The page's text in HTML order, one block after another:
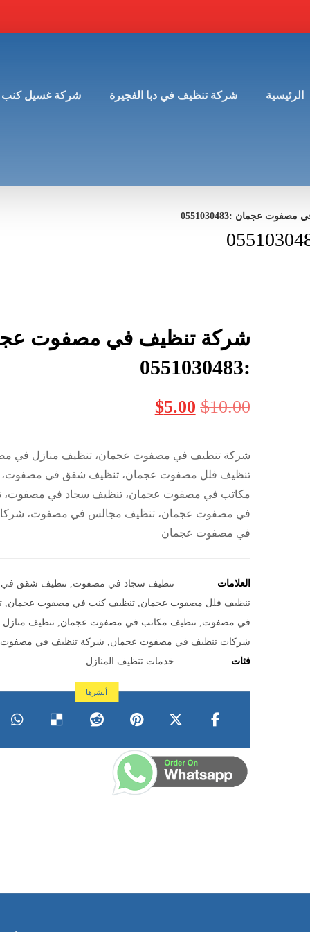
الرئيسية شركة تنظيف في دبا الفجيرة شركة غسيل كنب
عجمان :0551030483
شركة تنظيف في مصفوت
:0551030483
$10.00
$5.00
شركة تنظيف في مصفوت عجمان، تنظيف منازل في
تنظيف فلل مصفوت عجمان، تنظيف شقق في مصفوت،
مكاتب في مصفوت عجمان، تنظيف سجاد في مصفوت،
في مصفوت عجمان، تنظيف مجالس في مصفوت،
في مصفوت عجمان
العلامات تنظيف سجاد في مصفوت ,تنظيف شقق
تنظيف فلل مصفوت عجمان ,تنظيف كنب في مصفوت عجمان ,
في مصفوت ,تنظيف مكاتب في مصفوت عجمان ,تنظيف
شركات تنظيف في مصفوت عجمان
شركة تنظيف في
فئات
خدمات تنظيف المنازل